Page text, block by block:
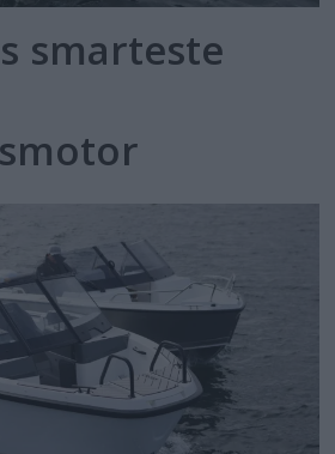
smarteste